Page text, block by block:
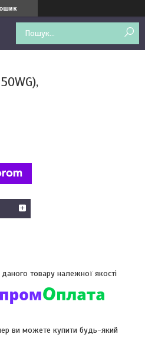
товару належної якості
ви можете купити будь-який